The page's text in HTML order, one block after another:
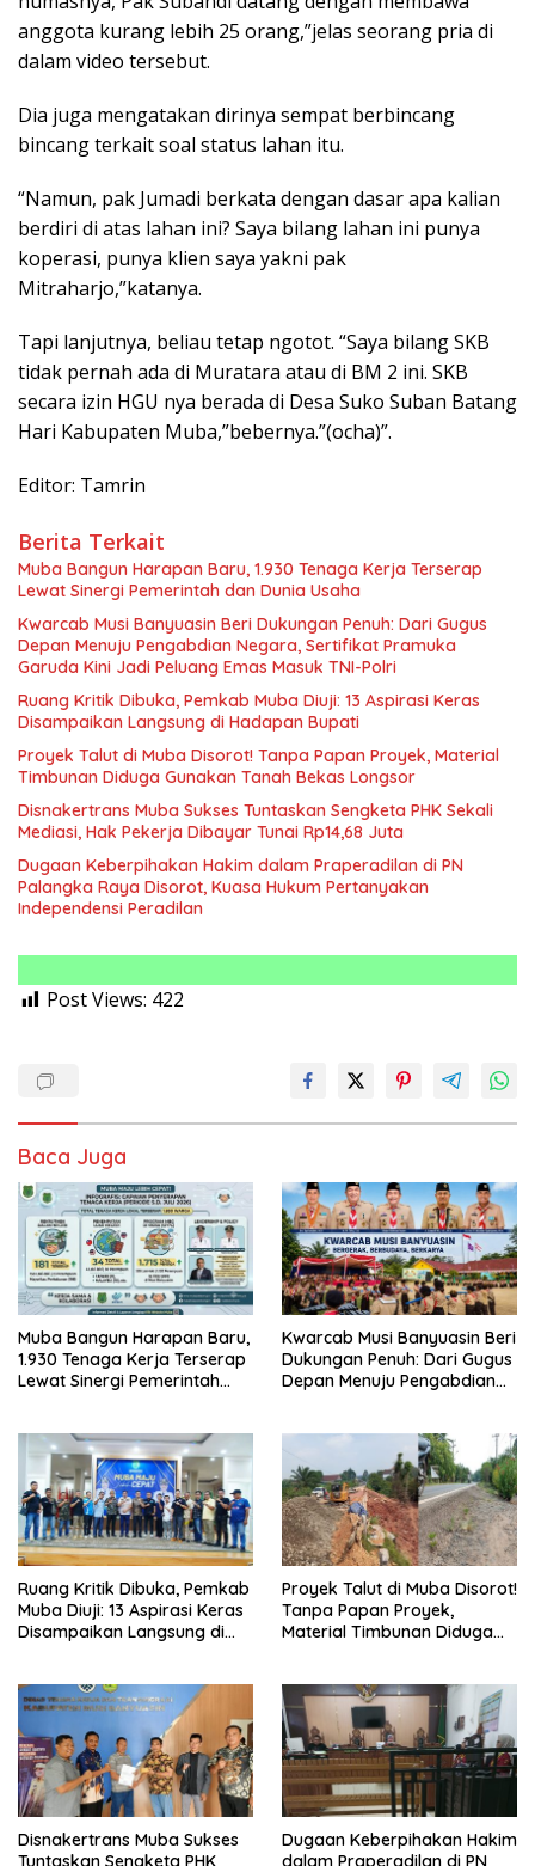
anggota kurang lebih 25 orang,”jelas seorang pria di
dalam video tersebut.
Dia juga mengatakan dirinya sempat berbincang
bincang terkait soal status lahan itu.
“Namun, pak Jumadi berkata dengan dasar apa kalian
berdiri di atas lahan ini? Saya bilang lahan ini punya
koperasi, punya klien saya yakni pak
Mitraharjo,”katanya.
Tapi lanjutnya, beliau tetap ngotot. “Saya bilang SKB
tidak pernah ada di Muratara atau di BM 2 ini. SKB
secara izin HGU nya berada di Desa Suko Suban Batang
Hari Kabupaten Muba,”bebernya.”(ocha)”.
Editor: Tamrin
Berita Terkait
Muba Bangun Harapan Baru, 1.930 Tenaga Kerja Terserap
Lewat Sinergi Pemerintah dan Dunia Usaha
Kwarcab Musi Banyuasin Beri Dukungan Penuh: Dari Gugus
Depan Menuju Pengabdian Negara, Sertifikat Pramuka
Garuda Kini Jadi Peluang Emas Masuk TNI-Polri
Ruang Kritik Dibuka, Pemkab Muba Diuji: 13 Aspirasi Keras
Disampaikan Langsung di Hadapan Bupati
Proyek Talut di Muba Disorot! Tanpa Papan Proyek, Material
Timbunan Diduga Gunakan Tanah Bekas Longsor
Disnakertrans Muba Sukses Tuntaskan Sengketa PHK Sekali
Mediasi, Hak Pekerja Dibayar Tunai Rp14,68 Juta
Dugaan Keberpihakan Hakim dalam Praperadilan di PN
Palangka Raya Disorot, Kuasa Hukum Pertanyakan
Independensi Peradilan
Post Views: 422
Baca Juga
Muba Bangun Harapan Baru,
1.930 Tenaga Kerja Terserap
Lewat Sinergi Pemerintah
Kwarcab Musi Banyuasin Beri
Dukungan Penuh: Dari Gugus
Depan Menuju Pengabdian
Emas Masuk TNI-Polri
Ruang Kritik Dibuka, Pemkab
Muba Diuji: 13 Aspirasi Keras
Disampaikan Langsung di
Proyek Talut di Muba Disorot!
Tanpa Papan Proyek,
Material Timbunan Diduga
Disnakertrans Muba Sukses
Tuntaskan Sengketa PHK
Dugaan Keberpihakan Hakim
dalam Praperadilan di PN